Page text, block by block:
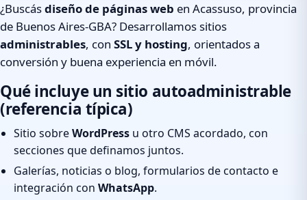
¿Buscásdiseño de páginas web en Acassuso, provincia
de Buenos Aires-GBA? Desarrollamos sitios
administrables, con SSL y hosting, orientados a
conversión y buena experiencia en móvil.
Qué incluye un sitio autoadministrable
(referencia típica)
Sitio sobreWordPress u otro CMS acordado, con
secciones que definamos juntos.
Galerías, noticias o blog, formularios de contacto e
integración con WhatsApp.